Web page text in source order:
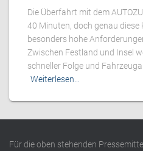
Die Überfahrt mit dem
40 Minuten, doch genau diese
besonders hohe
Zwischen Festland und Insel
schneller Folge und
Weiterlesen…
Für die oben stehenden